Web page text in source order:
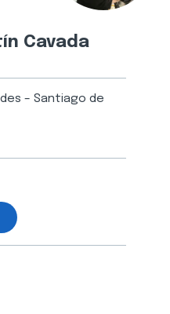
Cavada
– Santiago de